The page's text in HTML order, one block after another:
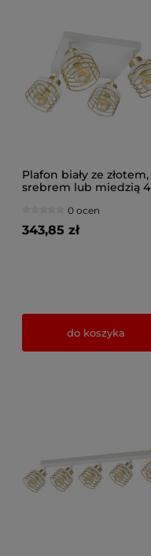
Plafon biały ze złotem,
srebrem lub miedzią 4
przegubach
0 ocen
343,85 zł
do koszyka